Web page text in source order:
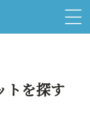
トを探す